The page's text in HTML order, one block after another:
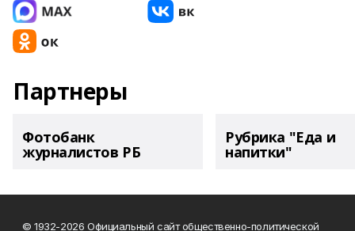
Партнеры
Фотобанк
журналистов РБ
Рубрика "Еда и
напитки"
© 1932-2026 Официальный сайт общественно-политической